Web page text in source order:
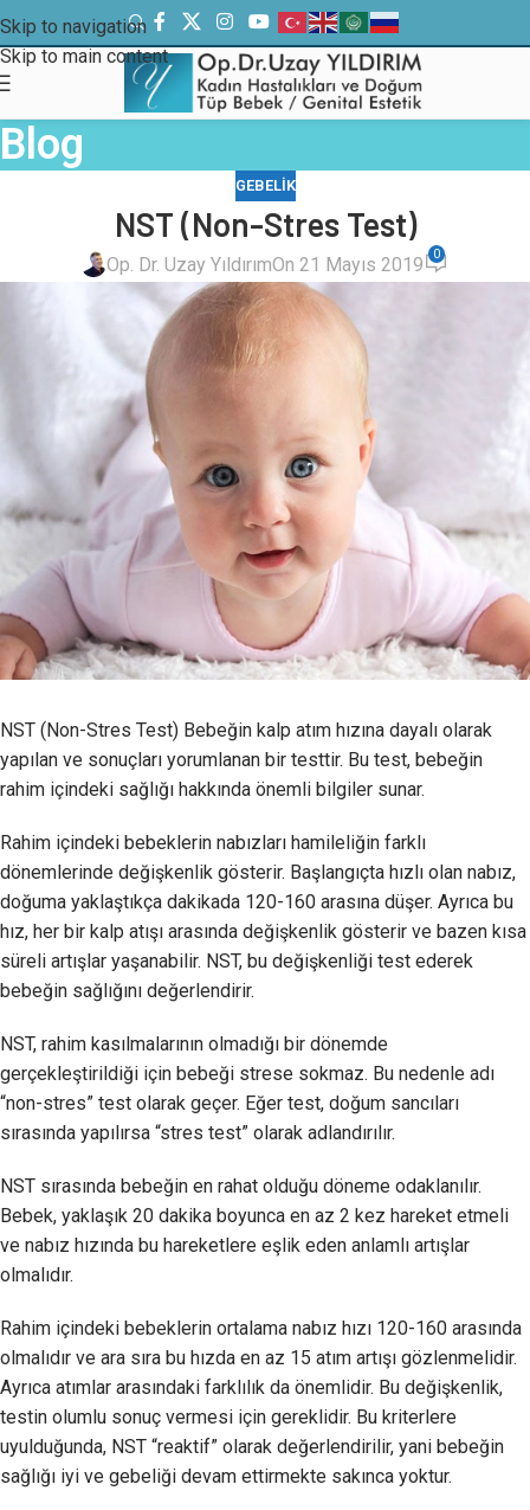
Skip to navigation
Skip to main content
Blog
GEBELIK
NST (Non-Stres Test)
Op. Dr. Uzay YıldırımOn 21 Mayıs 2019 0
NST (Non-Stres Test) Bebeğin kalp atım hızına dayalı olarak
yapılan ve sonuçları yorumlanan bir testtir. Bu test, bebeğin
rahim içindeki sağlığı hakkında önemli bilgiler sunar.
Rahim içindeki bebeklerin nabızları hamileliğin farklı
dönemlerinde değişkenlik gösterir. Başlangıçta hızlı olan nabız,
doğuma yaklaştıkça dakikada 120-160 arasına düşer. Ayrıca bu
hız, her bir kalp atışı arasında değişkenlik gösterir ve bazen kısa
süreli artışlar yaşanabilir. NST, bu değişkenliği test ederek
bebeğin sağlığını değerlendirir.
NST, rahim kasılmalarının olmadığı bir dönemde
gerçekleştirildiği için bebeği strese sokmaz. Bu nedenle adı
“non-stres” test olarak geçer. Eğer test, doğum sancıları
sırasında yapılırsa “stres test” olarak adlandırılır.
NST sırasında bebeğin en rahat olduğu döneme odaklanılır.
Bebek, yaklaşık 20 dakika boyunca en az 2 kez hareket etmeli
ve nabız hızında bu hareketlere eşlik eden anlamlı artışlar
olmalıdır.
Rahim içindeki bebeklerin ortalama nabız hızı 120-160 arasında
olmalıdır ve ara sıra bu hızda en az 15 atım artışı gözlenmelidir.
Ayrıca atımlar arasındaki farklılık da önemlidir. Bu değişkenlik,
testin olumlu sonuç vermesi için gereklidir. Bu kriterlere
uyulduğunda, NST “reaktif” olarak değerlendirilir, yani bebeğin
sağlığı iyi ve gebeliği devam ettirmekte sakınca yoktur.